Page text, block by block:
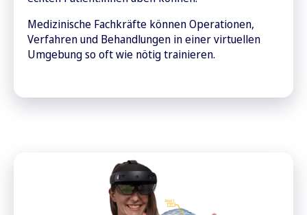
Medizinische Fachkräfte können Operationen,
Verfahren und Behandlungen in einer virtuellen
Umgebung so oft wie nötig trainieren.